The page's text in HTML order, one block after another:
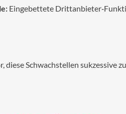
Eingebettete
diese Schwachstellen sukzessive